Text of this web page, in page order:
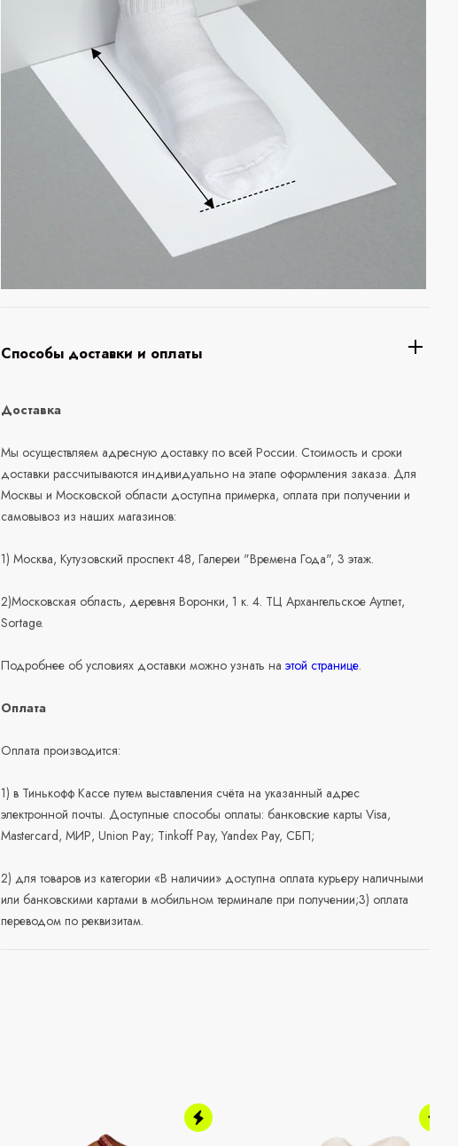
Способы доставки и оплаты
Доставка
Мы осуществляем адресную доставку по всей России. Стоимость и сроки
доставки рассчитываются индивидуально на этапе оформления заказа. Для
Москвы и Московской области доступна примерка, оплата при получении и
самовывоз из наших магазинов:
1) Москва, Кутузовский проспект 48, Галереи "Времена Года", 3 этаж.
2)Московская область, деревня Воронки, 1 к. 4. ТЦ Архангельское Аутлет,
Sortage.
Подробнее об условиях доставки можно узнать наэтой странице.
Оплата
Оплата производится:
1) в Тинькофф Кассе путем выставления счёта на указанный адрес
электронной почты. Доступные способы оплаты: банковские карты Visa,
Mastercard, МИР, Union Pay; Tinkoff Pay, Yandex Pay, СБП;
2) для товаров из категории «В наличии» доступна оплата курьеру наличными
или банковскими картами в мобильном терминале при получении;3) оплата
переводом по реквизитам.